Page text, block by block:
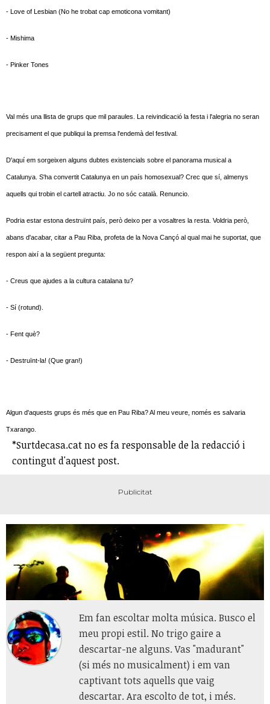
- Love of Lesbian (No he trobat cap emoticona vomitant)
- Mishima
- Pinker Tones
Val més una llista de grups que mil paraules. La reivindicació la festa i l'alegria no seran
precisament el que publiqui la premsa l'endemà del festival.
D'aquí em sorgeixen alguns dubtes existencials sobre el panorama musical a
Catalunya. S'ha convertit Catalunya en un país homosexual? Crec que sí, almenys
aquells qui trobin el cartell atractiu. Jo no sóc català. Renuncio.
Podria estar estona destruïnt país, però deixo per a vosaltres la resta. Voldria però,
abans d'acabar, citar a Pau Riba, profeta de la Nova Cançó al qual mai he suportat, que
respon així a la següent pregunta:
- Creus que ajudes a la cultura catalana tu?
- Sí (rotund).
- Fent què?
- Destruïnt-la! (Que gran!)
Algun d'aquests grups és més que en Pau Riba? Al meu veure, només es salvaria
Txarango.
*Surtdecasa.cat no es fa responsable de la redacció i
contingut d'aquest post.
Em fan escoltar molta música. Busco el
meu propi estil. No trigo gaire a
descartar-ne alguns. Vas "madurant"
(si més no musicalment) i em van
captivant tots aquells que vaig
descartar. Ara escolto de tot, i més.